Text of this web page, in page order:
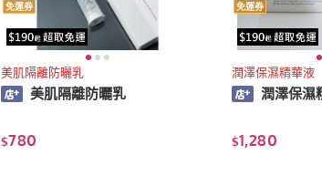
免運券
美肌隔離防曬乳
美肌隔離防曬乳
$780
免運券
潤澤保濕精華液
潤澤保濕
$1,280